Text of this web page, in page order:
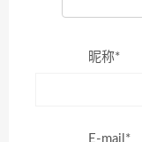
昵称*
E-mail*